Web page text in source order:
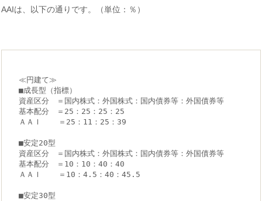
AAIは、以下の通りです。（単位：％）
≪円建て≫
■成長型（指標）
資産区分　＝国内株式：外国株式：国内債券等：外国債券等
基本配分　＝25：25：25：25
ＡＡＩ　  ＝25：11：25：39
■安定20型
資産区分　＝国内株式：外国株式：国内債券等：外国債券等
基本配分　＝10：10：40：40
ＡＡＩ　  ＝10：4.5：40：45.5
■安定30型